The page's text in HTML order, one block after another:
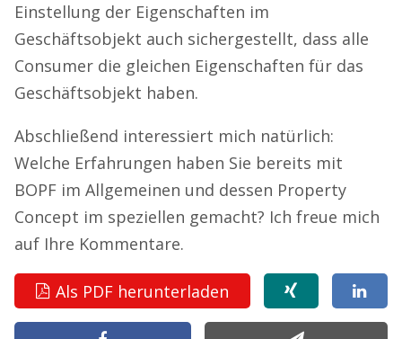
Einstellung der Eigenschaften im
Geschäftsobjekt auch sichergestellt, dass alle
Consumer die gleichen Eigenschaften für das
Geschäftsobjekt haben.
Abschließend interessiert mich natürlich:
Welche Erfahrungen haben Sie bereits mit
BOPF im Allgemeinen und dessen Property
Concept im speziellen gemacht? Ich freue mich
auf Ihre Kommentare.
Als PDF herunterladen